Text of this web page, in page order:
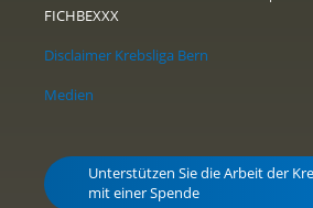
FICHBEXXX
Disclaimer Krebsliga Bern
Medien
Unterstützen Sie die Arbeit der
mit einer Spende